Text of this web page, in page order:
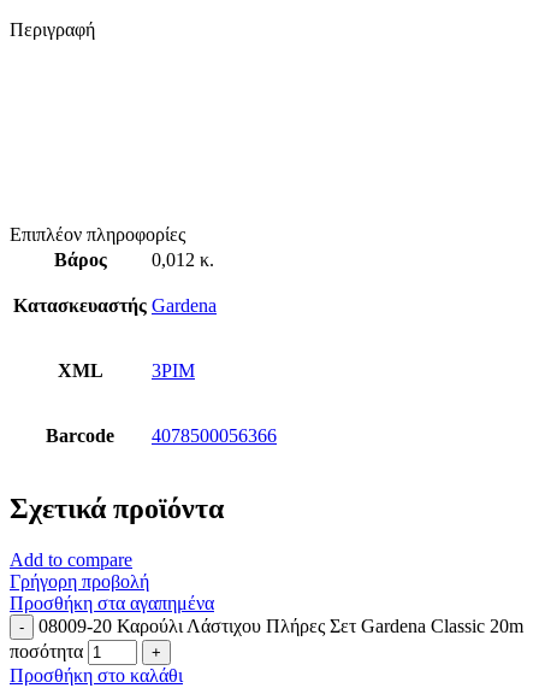
Περιγραφή
Επιπλέον πληροφορίες
Βάρος
0,012 κ.
Κατασκευαστής Gardena
XML 3PIM
Barcode 4078500056366
Σχετικά προϊόντα
Add to compare
Γρήγορη προβολή
Προσθήκη στα αγαπημένα
08009-20 Καρούλι Λάστιχου Πλήρες Σετ Gardena Classic 20m
ποσότητα
Προσθήκη στο καλάθι